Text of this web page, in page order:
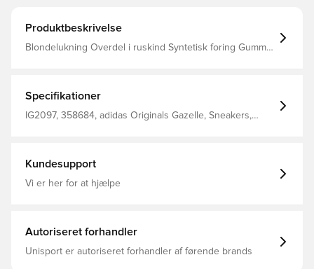
Produktbeskrivelse
Blondelukning Overdel i ruskind Syntetisk foring Gummi
Specifikationer
IG2097, 358684, adidas Originals Gazelle, Sneakers,
Kundesupport
Vi er her for at hjælpe
Autoriseret forhandler
Unisport er autoriseret forhandler af førende brands